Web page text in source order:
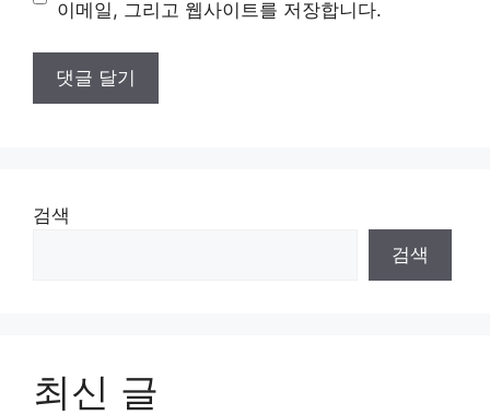
이메일, 그리고 웹사이트를 저장합니다.
검색
검색
최신 글